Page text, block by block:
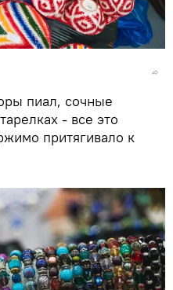
пиал, сочные
- все это
притягивало к